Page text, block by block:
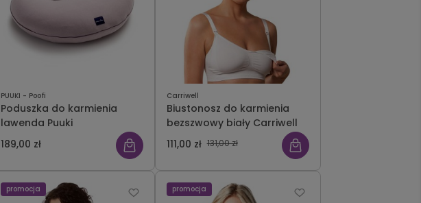
PUUKI - Poofi
Poduszka do karmienia
lawenda Puuki
189,00 zł
Carriwell
Biustonosz do karmienia
bezszwowy biały Carriwell
111,00 zł 131,00 zł
promocja promocja